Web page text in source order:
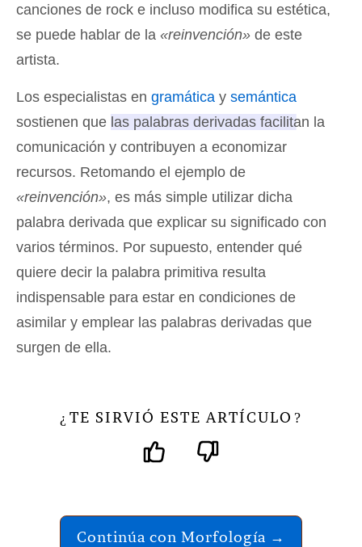
canciones de rock e incluso modifica su estética,
se puede hablar de la «reinvención» de este
artista.
Los especialistas en gramática y semántica
sostienen que las palabras derivadas facilitan la
comunicación y contribuyen a economizar
recursos. Retomando el ejemplo de
«reinvención», es más simple utilizar dicha
palabra derivada que explicar su significado con
varios términos. Por supuesto, entender qué
quiere decir la palabra primitiva resulta
indispensable para estar en condiciones de
asimilar y emplear las palabras derivadas que
surgen de ella.
¿ TE SIRVIÓ ESTE ARTÍCULO ?
Continúa con Morfología →